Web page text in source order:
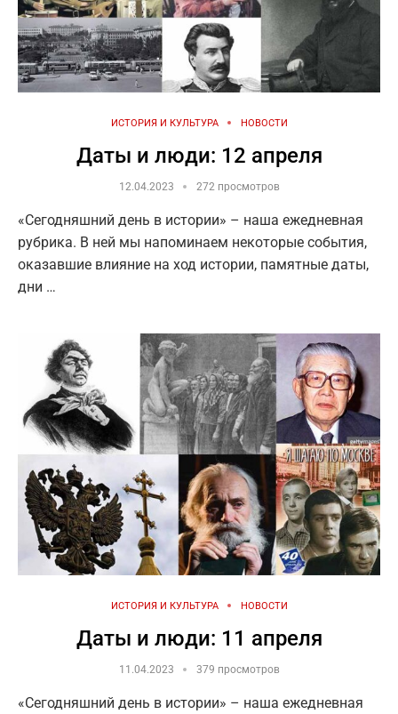
ИСТОРИЯ И КУЛЬТУРА НОВОСТИ
Даты и люди: 12 апреля
12.04.2023 272 просмотров
«Сегодняшний день в истории» – наша ежедневная
рубрика. В ней мы напоминаем некоторые события,
оказавшие влияние на ход истории, памятные даты,
дни …
ИСТОРИЯ И КУЛЬТУРА НОВОСТИ
Даты и люди: 11 апреля
11.04.2023 379 просмотров
«Сегодняшний день в истории» – наша ежедневная